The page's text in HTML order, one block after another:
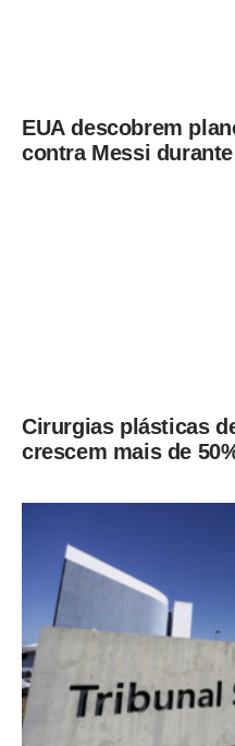
EUA descobrem
contra Messi
Cirurgias plásticas
crescem mais de